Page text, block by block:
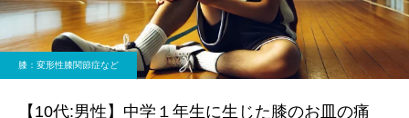
膝：変形性膝関節症など
【10代:男性】中学１年生に生じた膝のお皿の痛